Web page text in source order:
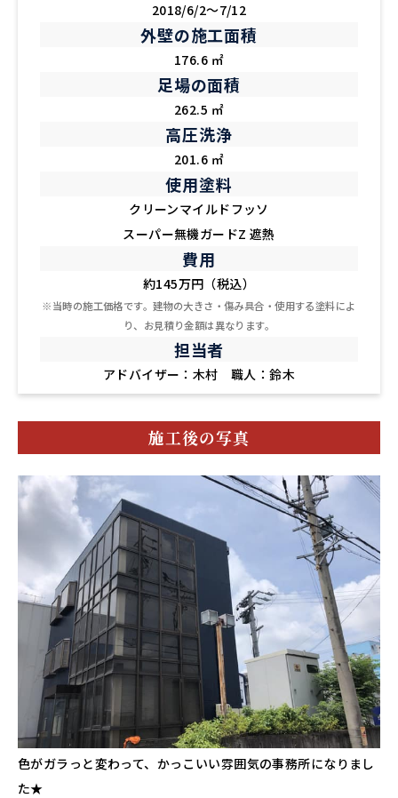
2018/6/2～7/12
外壁の施工面積
176.6 ㎡
足場の面積
262.5 ㎡
高圧洗浄
201.6 ㎡
使用塗料
クリーンマイルドフッソ
スーパー無機ガードZ 遮熱
費用
約145万円（税込）
※当時の施工価格です。建物の大きさ・傷み具合・使用する塗料によ
り、お見積り金額は異なります。
担当者
アドバイザー：木村 職人：鈴木
施工後の写真
色がガラっと変わって、かっこいい雰囲気の事務所になりまし
た★